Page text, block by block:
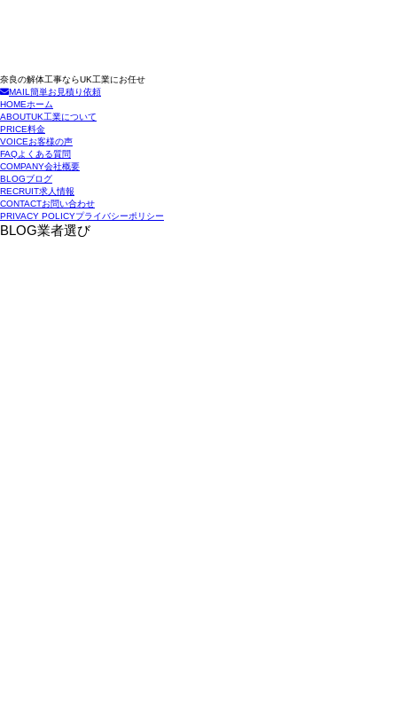
奈良の解体工事ならUK工業にお任せ
MAIL 簡単お見積り依頼
HOMEホーム
ABOUTUK工業について
PRICE料金
VOICEお客様の声
FAQよくある質問
COMPANY会社概要
BLOGブログ
RECRUIT求人情報
CONTACTお問い合わせ
PRIVACY POLICYプライバシーポリシー
BLOG業者選び